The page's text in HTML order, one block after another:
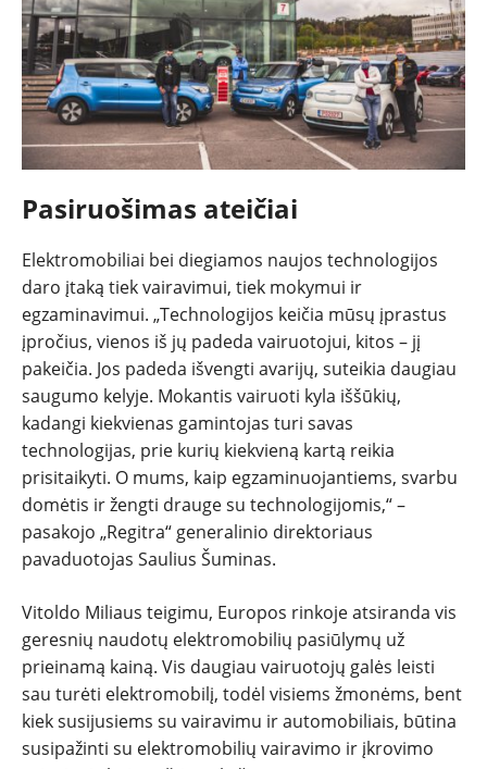
Pasiruošimas ateičiai
Elektromobiliai bei diegiamos naujos technologijos
daro įtaką tiek vairavimui, tiek mokymui ir
egzaminavimui. „Technologijos keičia mūsų įprastus
įpročius, vienos iš jų padeda vairuotojui, kitos – jį
pakeičia. Jos padeda išvengti avarijų, suteikia daugiau
saugumo kelyje. Mokantis vairuoti kyla iššūkių,
kadangi kiekvienas gamintojas turi savas
technologijas, prie kurių kiekvieną kartą reikia
prisitaikyti. O mums, kaip egzaminuojantiems, svarbu
domėtis ir žengti drauge su technologijomis,“ –
pasakojo „Regitra“ generalinio direktoriaus
pavaduotojas Saulius Šuminas.
Vitoldo Miliaus teigimu, Europos rinkoje atsiranda vis
geresnių naudotų elektromobilių pasiūlymų už
prieinamą kainą. Vis daugiau vairuotojų galės leisti
sau turėti elektromobilį, todėl visiems žmonėms, bent
kiek susijusiems su vairavimu ir automobiliais, būtina
susipažinti su elektromobilių vairavimo ir įkrovimo